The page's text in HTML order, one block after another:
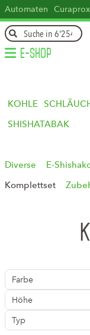
Automaten Curaprox
how Head Kontakt
E-Shop
KOHLE
SHISHATABAK
Diverse E-
Komplettset
Farbe
Höhe
Typ